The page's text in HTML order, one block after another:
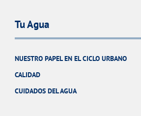
Tu Agua
NUESTRO PAPEL EN EL CICLO URBANO
CALIDAD
CUIDADOS DEL AGUA